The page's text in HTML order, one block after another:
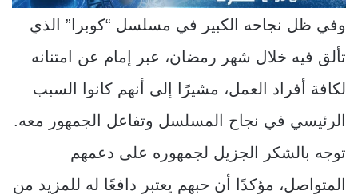
وفي ظل نجاحه الكبير في مسلسل “كوبرا” الذي
تألق فيه خلال شهر رمضان، عبر إمام عن امتنانه
لكافة أفراد العمل، مشيرًا إلى أنهم كانوا السبب
الرئيسي في نجاح المسلسل وتفاعل الجمهور معه.
توجه بالشكر الجزيل لجمهوره على دعمهم
المتواصل، مؤكدًا أن حبهم يعتبر دافعًا له للمزيد من